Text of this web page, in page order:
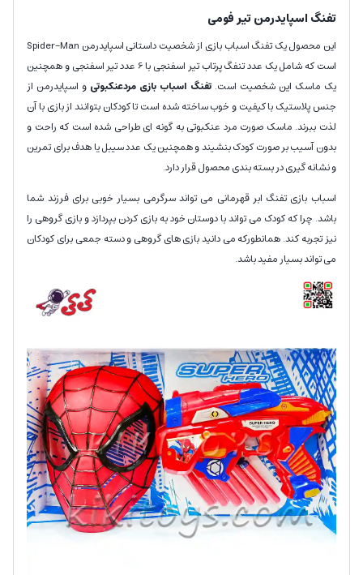
تفنگ اسپایدرمن تیر فومی
این محصول یک تفنگ اسباب بازی از شخصیت داستانی اسپایدرمن Spider-Man
است که شامل یک عدد تنفگ پرتاب تیر اسفنجی با 6 عدد تیر اسفنجی و همچنین
یک ماسک این شخصیت است.تفنگ اسباب بازی مردعنکبوتی و اسپایدرمن از
جنس پلاستیک با کیفیت و خوب ساخته شده است تا کودکان بتوانند از بازی با آن
لذت ببرند. ماسک صورت مرد عنکبوتی به گونه ای طراحی شده است که راحت و
بدون آسیب بر صورت کودک بنشیند و همچنین یک عدد سیبل یا هدف برای تمرین
و نشانه گیری در بسته بندی محصول قرار دارد.
اسباب بازی تفنگ ابر قهرمانی می تواند سرگرمی بسیار خوبی برای فرزند شما
باشد. چرا که کودک می تواند با دوستان خود به بازی کردن بپردازد و بازی گروهی را
نیز تجربه کند. همانطورکه می دانید بازی های گروهی و دسته جمعی برای کودکان
می تواند بسیار مفید باشد.